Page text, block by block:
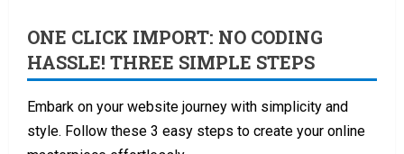
ONE CLICK IMPORT: NO CODING
HASSLE! THREE SIMPLE STEPS
Embark on your website journey with simplicity and
style. Follow these 3 easy steps to create your online